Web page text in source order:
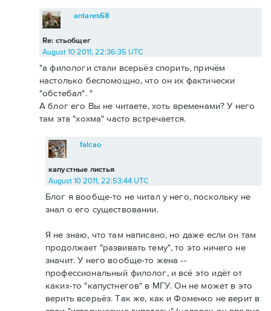
Re: стьобщег
antares68
August 10 2011, 22:36:35 UTC
"а филологи стали всерьёз спорить, причём
настолько беспомощно, что он их фактически
"обстебал". "
А блог его Вы не читаете, хоть временами? У него
там эта "хохма" часто встречается.
капустные листья
falcao
August 10 2011, 22:53:44 UTC
Блог я вообще-то не читал у него, поскольку не
знал о его существовании.
Я не знаю, что там написано, но даже если он там
продолжает "развивать тему", то это ничего не
значит. У него вообще-то жена --
профессиональный филолог, и всё это идёт от
каких-то "капустнегов" в МГУ. Он не может в это
верить всерьёз. Так же, как и Фоменко не верит в